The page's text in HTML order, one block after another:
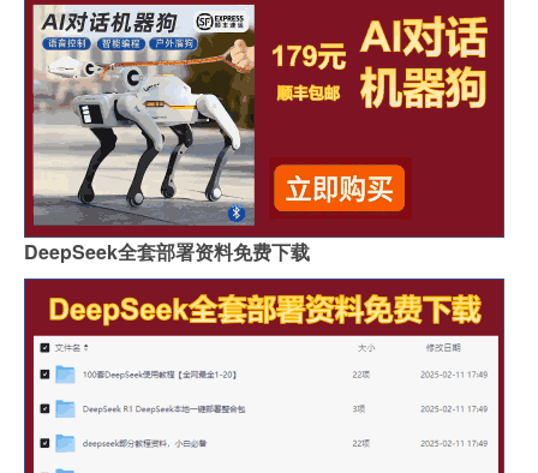
DeepSeek全套部署资料免费下载